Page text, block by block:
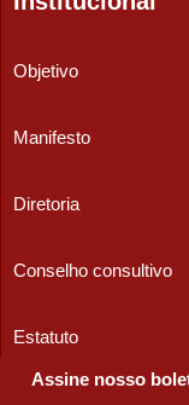
Objetivo
Manifesto
Diretoria
Conselho consultivo
Estatuto
Assine nosso